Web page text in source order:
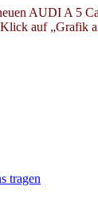
AUDI A 5
Klick auf „Grafik
tragen